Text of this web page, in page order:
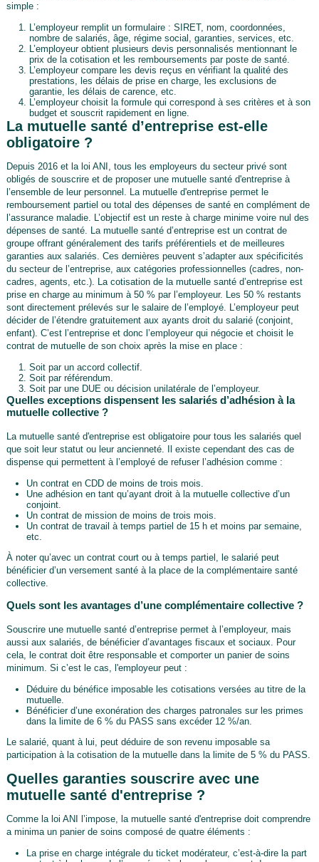
simple :
L’employeur remplit un formulaire : SIRET, nom, coordonnées,
nombre de salariés, âge, régime social, garanties, services, etc.
L’employeur obtient plusieurs devis personnalisés mentionnant le
prix de la cotisation et les remboursements par poste de santé.
L’employeur compare les devis reçus en vérifiant la qualité des
prestations, les délais de prise en charge, les exclusions de
garantie, les délais de carence, etc.
L’employeur choisit la formule qui correspond à ses critères et à son
budget et souscrit rapidement en ligne.
La mutuelle santé d’entreprise est-elle
obligatoire ?
Depuis 2016 et la loi ANI, tous les employeurs du secteur privé sont
obligés de souscrire et de proposer une mutuelle santé d'entreprise à
l’ensemble de leur personnel. La mutuelle d'entreprise permet le
remboursement partiel ou total des dépenses de santé en complément de
l’assurance maladie. L’objectif est un reste à charge minime voire nul des
dépenses de santé. La mutuelle santé d’entreprise est un contrat de
groupe offrant généralement des tarifs préférentiels et de meilleures
garanties aux salariés. Ces dernières peuvent s’adapter aux spécificités
du secteur de l’entreprise, aux catégories professionnelles (cadres, non-
cadres, agents, etc.). La cotisation de la mutuelle santé d’entreprise est
prise en charge au minimum à 50 % par l’employeur. Les 50 % restants
sont directement prélevés sur le salaire de l’employé. L’employeur peut
décider de l’étendre gratuitement aux ayants droit du salarié (conjoint,
enfant). C’est l’entreprise et donc l’employeur qui négocie et choisit le
contrat de mutuelle de son choix après la mise en place :
Soit par un accord collectif.
Soit par référendum.
Soit par une DUE ou décision unilatérale de l’employeur.
Quelles exceptions dispensent les salariés d’adhésion à la
mutuelle collective ?
La mutuelle santé d'entreprise est obligatoire pour tous les salariés quel
que soit leur statut ou leur ancienneté. Il existe cependant des cas de
dispense qui permettent à l’employé de refuser l’adhésion comme :
Un contrat en CDD de moins de trois mois.
Une adhésion en tant qu’ayant droit à la mutuelle collective d’un
conjoint.
Un contrat de mission de moins de trois mois.
Un contrat de travail à temps partiel de 15 h et moins par semaine,
etc.
À noter qu’avec un contrat court ou à temps partiel, le salarié peut
bénéficier d’un versement santé à la place de la complémentaire santé
collective.
Quels sont les avantages d’une complémentaire collective ?
Souscrire une mutuelle santé d’entreprise permet à l’employeur, mais
aussi aux salariés, de bénéficier d’avantages fiscaux et sociaux. Pour
cela, le contrat doit être responsable et comporter un panier de soins
minimum. Si c’est le cas, l'employeur peut :
Déduire du bénéfice imposable les cotisations versées au titre de la
mutuelle.
Bénéficier d’une exonération des charges patronales sur les primes
dans la limite de 6 % du PASS sans excéder 12 %/an.
Le salarié, quant à lui, peut déduire de son revenu imposable sa
participation à la cotisation de la mutuelle dans la limite de 5 % du PASS.
Quelles garanties souscrire avec une
mutuelle santé d'entreprise ?
Comme la loi ANI l’impose, la mutuelle santé d'entreprise doit comprendre
a minima un panier de soins composé de quatre éléments :
La prise en charge intégrale du ticket modérateur, c’est-à-dire la part